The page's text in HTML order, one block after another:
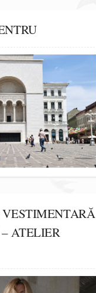
VESTIMENTARĂ
ATELIER